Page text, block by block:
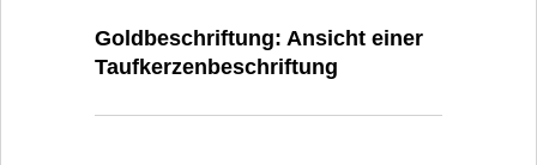
Goldbeschriftung: Ansicht einer
Taufkerzenbeschriftung